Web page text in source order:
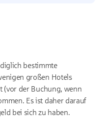
bestimmte
großen Hotels
(vor der Buchung, wenn
Es ist daher darauf
bei sich zu haben.